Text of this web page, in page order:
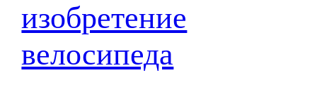
изобретение
велосипеда